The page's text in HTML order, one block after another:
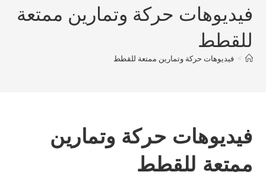
فيديوهات حركة وتمارين ممتعة
للقطط
> فيديوهات حركة وتمارين ممتعة للقطط
فيديوهات حركة وتمارين
ممتعة للقطط